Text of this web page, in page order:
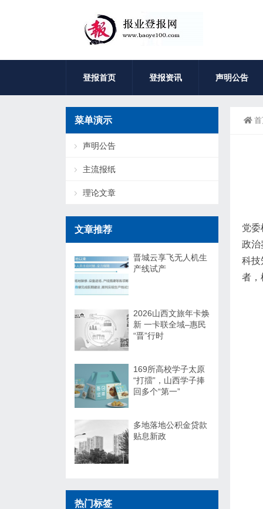
登报首页 登报资讯 声明公告
党
政治
科技
者，
菜单演示
声明公告
主流报纸
理论文章
文章推荐
晋城云享飞无人机生
产线试产
2026山西文旅年卡焕
新 一卡联全域–惠民
“晋”行时
169所高校学子太原
“打擂”，山西学子捧
回多个“第一”
多地落地公积金贷款
贴息新政
热门标签